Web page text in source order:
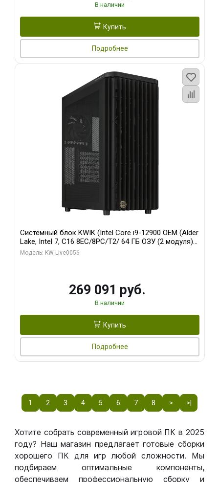
В наличии
Купить
Подробнее
Системный блок KWIK (Intel Core i9-12900 OEM (Alder
Lake, Intel 7, C16 8EC/8PC/T2/ 64 ГБ ОЗУ (2 модуля)/
Palit RTX5080 INFINITY 3 OC 16GB GDDR7 256bit 3xDP
Модель: KW-Live0056
269 091 руб.
В наличии
Купить
Подробнее
1 2 3 4 5 6 7 8 > >|
Хотите собрать современный игровой ПК в 2025
году? Наш магазин предлагает готовые сборки
хорошего ПК для игр любой сложности. Мы
подбираем оптимальные компоненты,
обеспечиваем профессиональную сборку и